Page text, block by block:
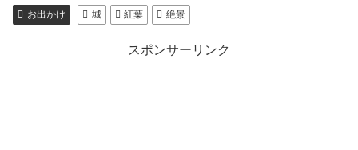
お出かけ 城 紅葉 絶景
スポンサーリンク